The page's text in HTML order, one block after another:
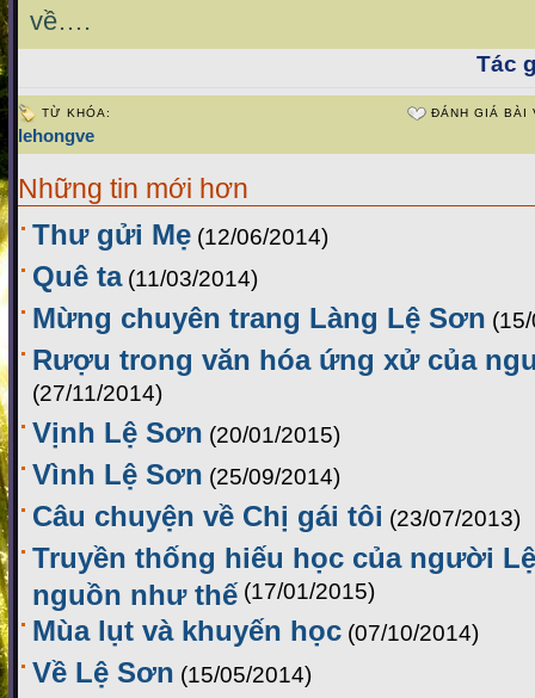
Tác
TỪ KHÓA:
lehongve
ĐÁNH GIÁ BÀI
Những tin mới hơn
Thư gửi Mẹ (12/06/2014)
Quê ta (11/03/2014)
Mừng chuyên trang Làng Lệ Sơn
Rượu trong văn hóa ứng xử của
(27/11/2014)
Vịnh Lệ Sơn (20/01/2015)
Vình Lệ Sơn (25/09/2014)
Câu chuyện về Chị gái tôi (23/07/2013)
Truyền thống hiếu học của người
nguồn như thế (17/01/2015)
Mùa lụt và khuyến học (07/10/2014)
Về Lệ Sơn (15/05/2014)